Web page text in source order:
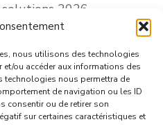
nous utilisons des technologies
ou accéder aux informations des
technologies nous permettra de
de navigation ou les ID
consentir ou de retirer son
sur certaines caractéristiques et
2026
: prévenir
contre la gastro :
le logiciel santé de